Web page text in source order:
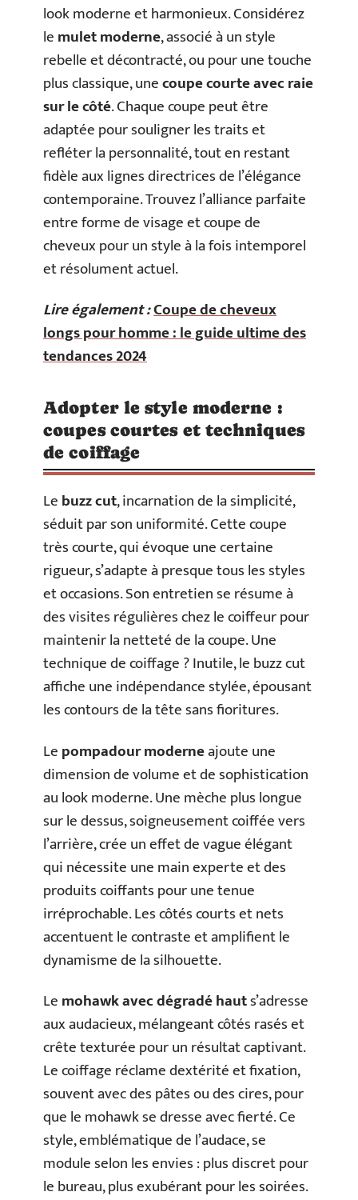
look moderne et harmonieux. Considérez
lemulet moderne, associé à un style
rebelle et décontracté, ou pour une touche
plus classique, unecoupe courte avec raie
sur le côté. Chaque coupe peut être
adaptée pour souligner les traits et
refléter la personnalité, tout en restant
fidèle aux lignes directrices de l’élégance
contemporaine. Trouvez l’alliance parfaite
entre forme de visage et coupe de
cheveux pour un style à la fois intemporel
et résolument actuel.
Lire également :Coupe de cheveux
longs pour homme : le guide ultime des
tendances 2024
Adopter le style moderne :
coupes courtes et techniques
de coiffage
Lebuzz cut, incarnation de la simplicité,
séduit par son uniformité. Cette coupe
très courte, qui évoque une certaine
rigueur, s’adapte à presque tous les styles
et occasions. Son entretien se résume à
des visites régulières chez le coiffeur pour
maintenir la netteté de la coupe. Une
technique de coiffage ? Inutile, le buzz cut
affiche une indépendance stylée, épousant
les contours de la tête sans fioritures.
Lepompadour moderneajoute une
dimension de volume et de sophistication
au look moderne. Une mèche plus longue
sur le dessus, soigneusement coiffée vers
l’arrière, crée un effet de vague élégant
qui nécessite une main experte et des
produits coiffants pour une tenue
irréprochable. Les côtés courts et nets
accentuent le contraste et amplifient le
dynamisme de la silhouette.
Lemohawk avec dégradé hauts’adresse
aux audacieux, mélangeant côtés rasés et
crête texturée pour un résultat captivant.
Le coiffage réclame dextérité et fixation,
souvent avec des pâtes ou des cires, pour
que le mohawk se dresse avec fierté. Ce
style, emblématique de l’audace, se
module selon les envies : plus discret pour
le bureau, plus exubérant pour les soirées.